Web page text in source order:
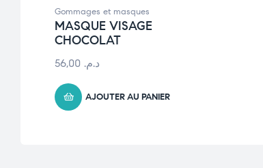
Gommages et masques
MASQUE VISAGE
CHOCOLAT
د.م.
AJOUTER AU PANIER